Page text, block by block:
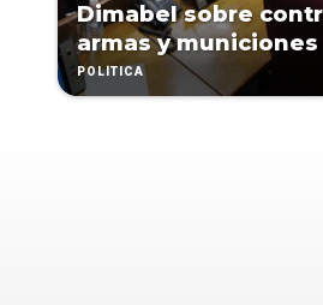
Dimabel sobre
armas y municiones
POLÍTICA